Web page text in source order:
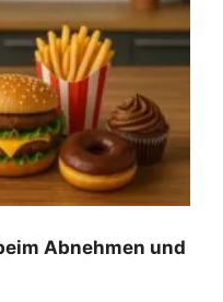
Abnehmen und